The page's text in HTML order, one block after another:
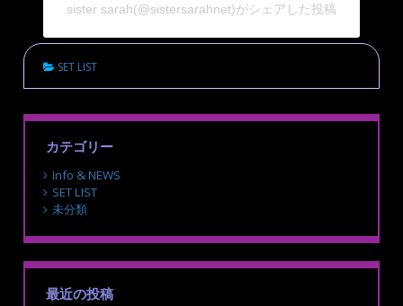
sister sarah(@sistersarahnet)がシェアした投稿
SET LIST
カテゴリー
Info & NEWS
SET LIST
未分類
最近の投稿